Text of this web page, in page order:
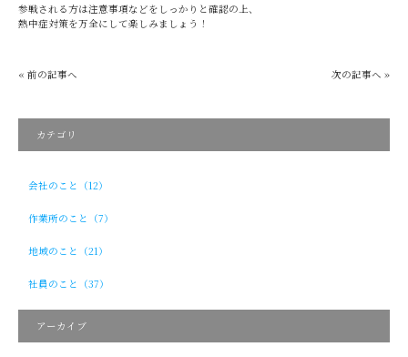
参戦される方は注意事項などをしっかりと確認の上、
熱中症対策を万全にして楽しみましょう！
« 前の記事へ 次の記事へ »
カテゴリ
会社のこと（12）
作業所のこと（7）
地域のこと（21）
社員のこと（37）
アーカイブ